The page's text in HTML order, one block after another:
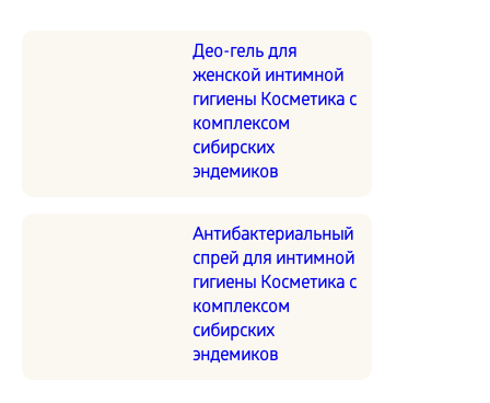
Део-гель для
женской интимной
гигиены Косметика с
комплексом
сибирских
эндемиков
Антибактериальный
спрей для интимной
гигиены Косметика с
комплексом
сибирских
эндемиков